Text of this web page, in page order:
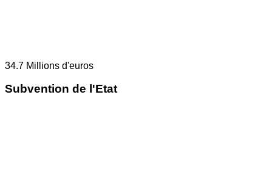
34.7 Millions d'euros
Subvention de l'Etat